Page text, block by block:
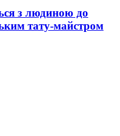
з людиною до
тату-майстром